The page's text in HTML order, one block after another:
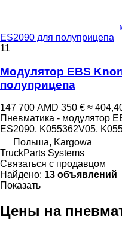
ES2090 для полуприцепа
11
Модулятор EBS
полуприцепа
147 700 AMD 350 € ≈
Пневматика - модулятор
ES2090, K055362V05,
Польша, Kargowa
TruckParts Systems
Связаться с продавцом
Найдено: 13 объявлений
Показать
Цены на